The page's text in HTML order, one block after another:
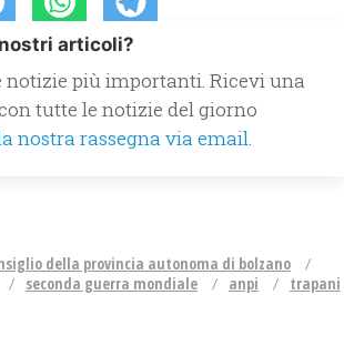
articoli?
notizie più importanti. Ricevi una
tutte le notizie del giorno
nostra rassegna via email.
della provincia autonoma di bolzano
seconda guerra mondiale anpi
trapani